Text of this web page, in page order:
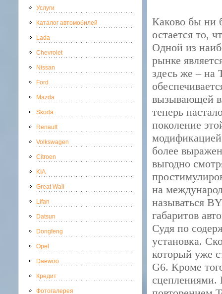
Услуги
Каталог автомобилей
Lada
Chevrolet
Nissan
Ford
Mazda
Skoda
Renault
Volkswagen
Citroen
KIA
Great Wall
Lifan
Datsun
Dongfeng
Opel
Daewoo
Кредит
Фотогалерея
Каково бы ни
остается то,
Одной из
рынке
здесь же – на
вызывающей
теперь
поколение
более
выгодно
на
называться
габаритов
Судя по
установка.
который уже
G6. Кроме
сцеплениями.